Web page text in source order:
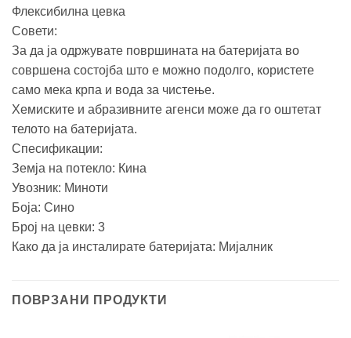
Флексибилна цевка
Совети:
За да ја одржувате површината на батеријата во
совршена состојба што е можно подолго, користете
само мека крпа и вода за чистење.
Хемиските и абразивните агенси може да го оштетат
телото на батеријата.
Спесификации:
Земја на потекло: Кина
Увозник: Миноти
Боја: Сино
Број на цевки: 3
Како да ја инсталирате батеријата: Mијалник
ПОВРЗАНИ ПРОДУКТИ